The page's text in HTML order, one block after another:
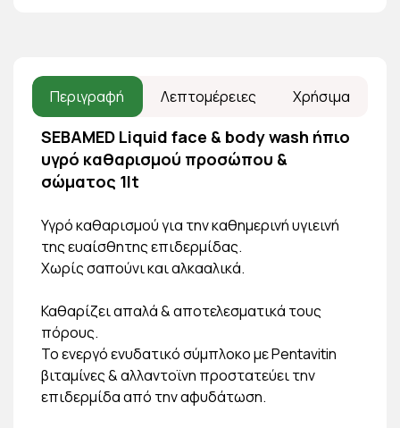
Περιγραφή Λεπτομέρειες Χρήσιμα
SEBAMED Liquid face & body wash ήπιο
υγρό καθαρισμού προσώπου &
σώματος 1lt
Υγρό καθαρισμού για την καθημερινή υγιεινή
της ευαίσθητης επιδερμίδας.
Χωρίς σαπούνι και αλκααλικά.
Καθαρίζει απαλά & αποτελεσματικά τους
πόρους.
Το ενεργό ενυδατικό σύμπλοκο με Pentavitin
βιταμίνες & αλλαντοϊνη προστατεύει την
επιδερμίδα από την αφυδάτωση.